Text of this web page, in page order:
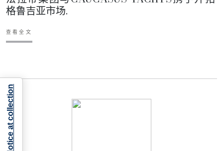
格鲁吉亚市场.
查看全文
Notice at collection